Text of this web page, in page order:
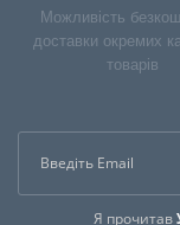
Можливість
доставки окремих
товарів
Я прочитав